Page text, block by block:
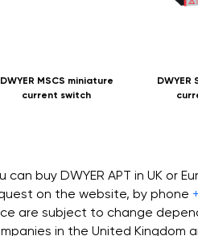
DWYER MSCS miniature
current switch
DWYER
can buy DWYER APT in UK or
on the website, by phone
are subject to change
in the United Kingdom